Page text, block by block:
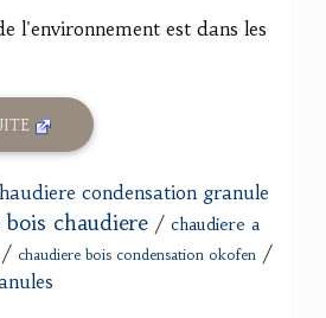
l'environnement est dans les
condensation granule
bois chaudiere / chaudiere a
/ chaudiere bois condensation okofen /